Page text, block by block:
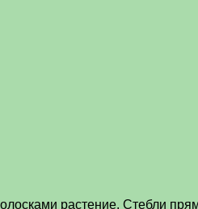
растение. Стебли